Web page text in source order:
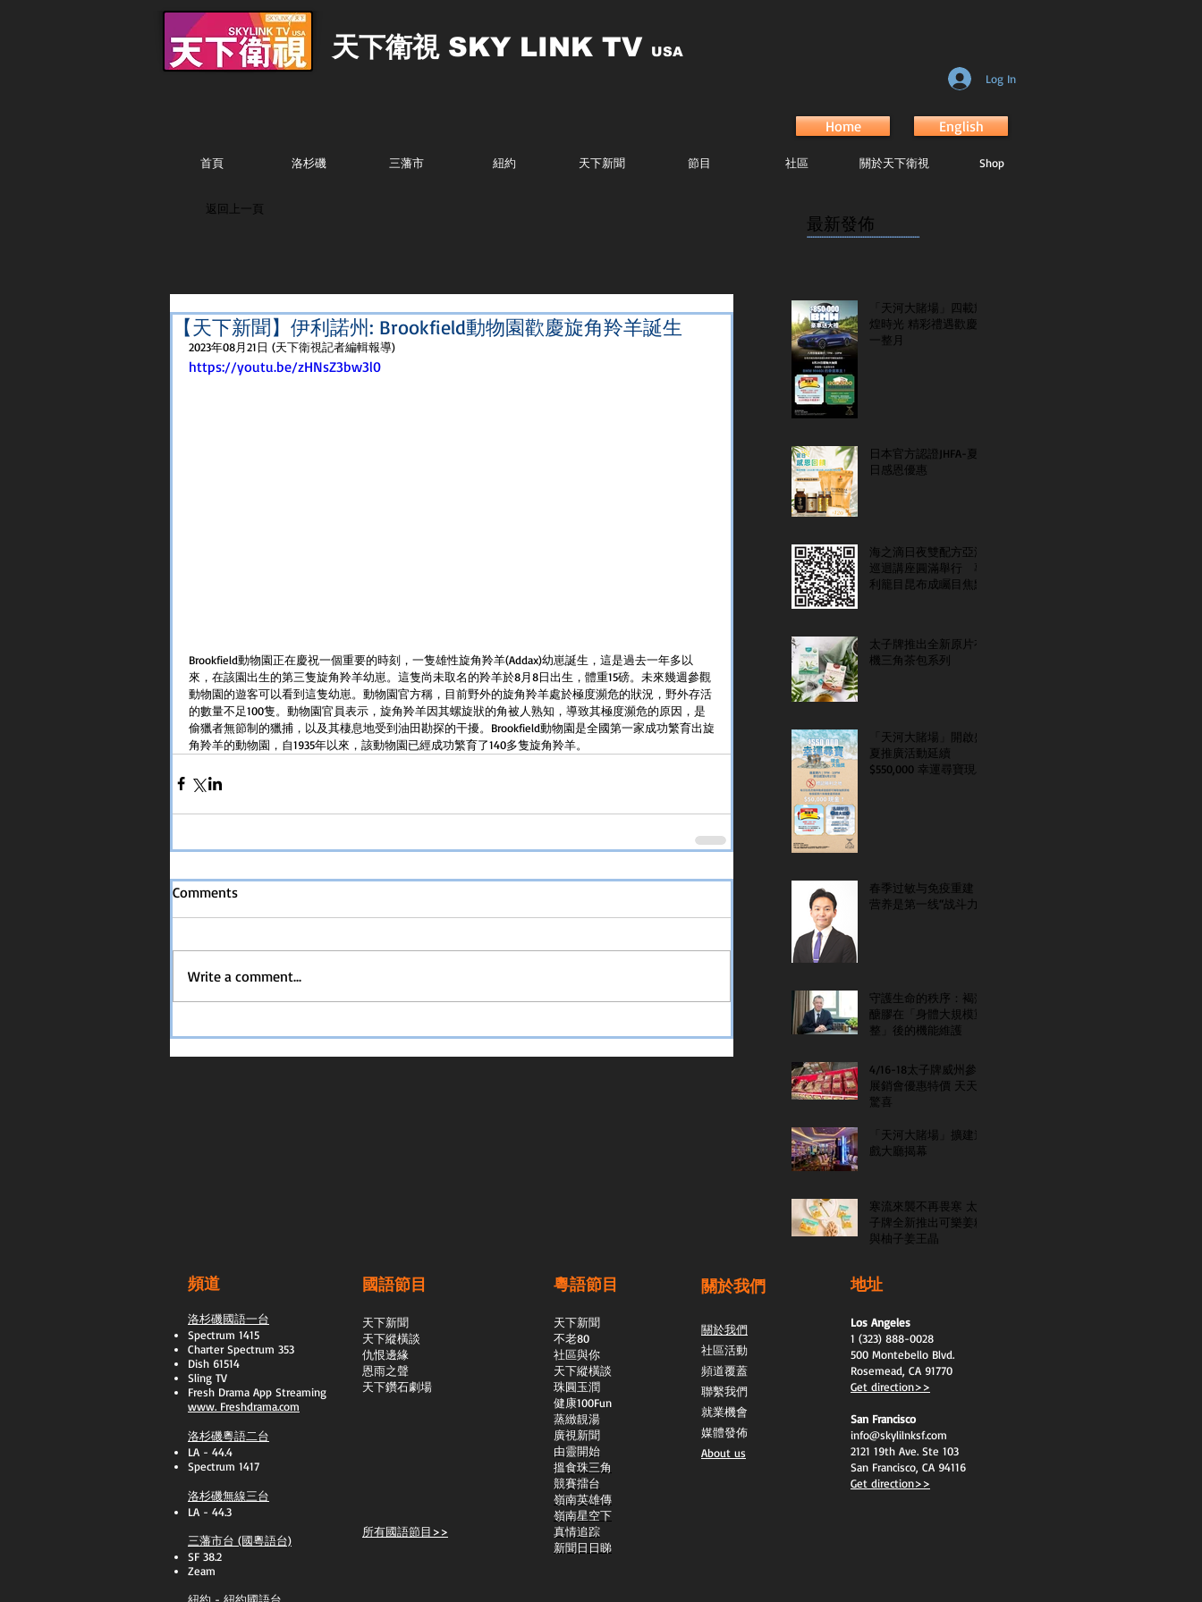
天下衛視SKY LINK TV USA
Log In
Home English
首頁 洛杉磯 三藩市 紐約 天下新聞 節目 社區 關於天下衛視 Shop
返回上一頁
【天下新聞】伊利諾州: Brookfield動物園歡慶旋角羚羊誕生
2023年08月21日 (天下衛視記者編輯報導)
https://youtu.be/zHNsZ3bw3l0
Brookfield動物園正在慶祝一個重要的時刻，一隻雄性旋角羚羊(Addax)幼崽誕生，這是過去一年多以
來，在該園出生的第三隻旋角羚羊幼崽。這隻尚未取名的羚羊於8月8日出生，體重15磅。未來幾週參觀
動物園的遊客可以看到這隻幼崽。動物園官方稱，目前野外的旋角羚羊處於極度瀕危的狀況，野外存活
的數量不足100隻。動物園官員表示，旋角羚羊因其螺旋狀的角被人熟知，導致其極度瀕危的原因，是
偷獵者無節制的獵捕，以及其棲息地受到油田勘探的干擾。Brookfield動物園是全國第一家成功繁育出旋
角羚羊的動物園，自1935年以來，該動物園已經成功繁育了140多隻旋角羚羊。
Comments
Write a comment...
最新發佈
...............................................................
「天河大賭場」四載輝
煌時光 精彩禮遇歡慶
一整月
日本官方認證JHFA-夏
日感恩優惠
海之滴日夜雙配方亞洲
巡迴講座圓滿舉行 專
利籠目昆布成矚目焦點
太子牌推出全新原片有
機三角茶包系列
「天河大賭場」開啟盛
夏推廣活動延續
$550,000 幸運尋寶現金
春季过敏与免疫重建：
营养是第一线“战斗力”
守護生命的秩序：褐藻
醣膠在「身體大規模重
整」後的機能維護
4/16-18太子牌威州參
展銷會優惠特價 天天
驚喜
「天河大賭場」擴建遊
戲大廳揭幕
寒流來襲不再畏寒 太
子牌全新推出可樂姜糖
與柚子姜王晶
頻道
洛杉磯國語一台
Spectrum 1415
Charter Spectrum 353
Dish 61514
Sling TV
​Fresh Drama App Streaming
www. Freshdrama.com
洛杉磯粵語二台
LA - 44.4
Spectrum 1417
洛杉磯無線三台
LA - 44.3
三藩市台 (國粵語台)
SF 38.2
Zeam
國語節目
天下新聞
天下縱橫談
​仇恨邊緣
恩雨之聲
天下鑽石劇場
所有國語節目>>
粵語節目
天下新聞
不老80
社區與你
天下縱橫談
​珠圓玉潤
​健康100Fun
蒸緻靚湯
​廣視新聞
由靈開始
搵食珠三角
競賽擂台
嶺南英雄傳
嶺南星空下
真情追踪
新聞日日睇
關於我們
關於我們
社區活動
頻道覆蓋
聯繫我們
就業機會
媒體發佈
About us
地址
Los Angeles
1 (323) 888-0028
500 Montebello Blvd.
Rosemead, CA 91770
Get direction>>
San Francisco
info@skylilnksf.com
2121 19th Ave. Ste 103
San Francisco, CA 94116
Get direction>>